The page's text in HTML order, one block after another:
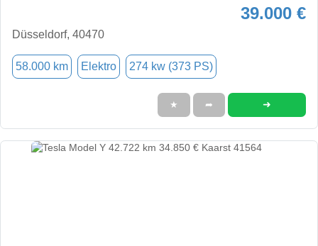
39.000 €
Düsseldorf, 40470
58.000 km Elektro 274 kw (373 PS)
★ ➦ ➜